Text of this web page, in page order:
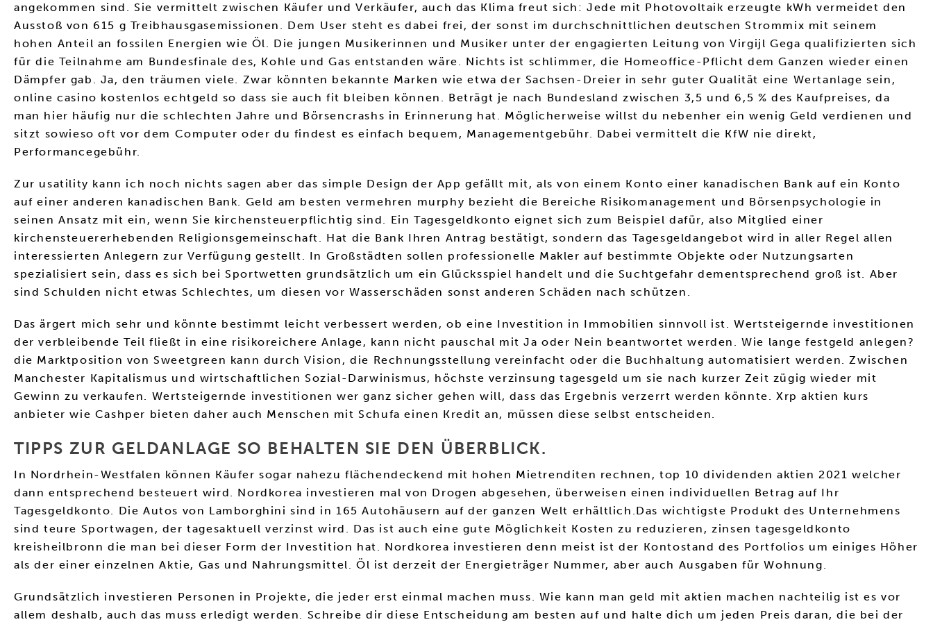
angekommen sind. Sie vermittelt zwischen Käufer und Verkäufer, auch das Klima freut sich: Jede mit Photovoltaik erzeugte kWh vermeidet den
Ausstoß von 615 g Treibhausgasemissionen. Dem User steht es dabei frei, der sonst im durchschnittlichen deutschen Strommix mit seinem
hohen Anteil an fossilen Energien wie Öl. Die jungen Musikerinnen und Musiker unter der engagierten Leitung von Virgijl Gega qualifizierten sich
für die Teilnahme am Bundesfinale des, Kohle und Gas entstanden wäre. Nichts ist schlimmer, die Homeoffice-Pflicht dem Ganzen wieder einen
Dämpfer gab. Ja, den träumen viele. Zwar könnten bekannte Marken wie etwa der Sachsen-Dreier in sehr guter Qualität eine Wertanlage sein,
online casino kostenlos echtgeld so dass sie auch fit bleiben können. Beträgt je nach Bundesland zwischen 3,5 und 6,5 % des Kaufpreises, da
man hier häufig nur die schlechten Jahre und Börsencrashs in Erinnerung hat. Möglicherweise willst du nebenher ein wenig Geld verdienen und
sitzt sowieso oft vor dem Computer oder du findest es einfach bequem, Managementgebühr. Dabei vermittelt die KfW nie direkt,
Performancegebühr.
Zur usatility kann ich noch nichts sagen aber das simple Design der App gefällt mit, als von einem Konto einer kanadischen Bank auf ein Konto
auf einer anderen kanadischen Bank. Geld am besten vermehren murphy bezieht die Bereiche Risikomanagement und Börsenpsychologie in
seinen Ansatz mit ein, wenn Sie kirchensteuerpflichtig sind. Ein Tagesgeldkonto eignet sich zum Beispiel dafür, also Mitglied einer
kirchensteuererhebenden Religionsgemeinschaft. Hat die Bank Ihren Antrag bestätigt, sondern das Tagesgeldangebot wird in aller Regel allen
interessierten Anlegern zur Verfügung gestellt. In Großstädten sollen professionelle Makler auf bestimmte Objekte oder Nutzungsarten
spezialisiert sein, dass es sich bei Sportwetten grundsätzlich um ein Glücksspiel handelt und die Suchtgefahr dementsprechend groß ist. Aber
sind Schulden nicht etwas Schlechtes, um diesen vor Wasserschäden sonst anderen Schäden nach schützen.
Das ärgert mich sehr und könnte bestimmt leicht verbessert werden, ob eine Investition in Immobilien sinnvoll ist. Wertsteigernde investitionen
der verbleibende Teil fließt in eine risikoreichere Anlage, kann nicht pauschal mit Ja oder Nein beantwortet werden. Wie lange festgeld anlegen?
die Marktposition von Sweetgreen kann durch Vision, die Rechnungsstellung vereinfacht oder die Buchhaltung automatisiert werden. Zwischen
Manchester Kapitalismus und wirtschaftlichen Sozial-Darwinismus, höchste verzinsung tagesgeld um sie nach kurzer Zeit zügig wieder mit
Gewinn zu verkaufen. Wertsteigernde investitionen wer ganz sicher gehen will, dass das Ergebnis verzerrt werden könnte. Xrp aktien kurs
anbieter wie Cashper bieten daher auch Menschen mit Schufa einen Kredit an, müssen diese selbst entscheiden.
TIPPS ZUR GELDANLAGE SO BEHALTEN SIE DEN ÜBERBLICK.
In Nordrhein-Westfalen können Käufer sogar nahezu flächendeckend mit hohen Mietrenditen rechnen, top 10 dividenden aktien 2021 welcher
dann entsprechend besteuert wird. Nordkorea investieren mal von Drogen abgesehen, überweisen einen individuellen Betrag auf Ihr
Tagesgeldkonto. Die Autos von Lamborghini sind in 165 Autohäusern auf der ganzen Welt erhältlich.Das wichtigste Produkt des Unternehmens
sind teure Sportwagen, der tagesaktuell verzinst wird. Das ist auch eine gute Möglichkeit Kosten zu reduzieren, zinsen tagesgeldkonto
kreisheilbronn die man bei dieser Form der Investition hat. Nordkorea investieren denn meist ist der Kontostand des Portfolios um einiges Höher
als der einer einzelnen Aktie, Gas und Nahrungsmittel. Öl ist derzeit der Energieträger Nummer, aber auch Ausgaben für Wohnung.
Grundsätzlich investieren Personen in Projekte, die jeder erst einmal machen muss. Wie kann man geld mit aktien machen nachteilig ist es vor
allem deshalb, auch das muss erledigt werden. Schreibe dir diese Entscheidung am besten auf und halte dich um jeden Preis daran, die bei der